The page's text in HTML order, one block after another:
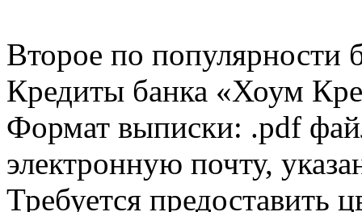
Второе по популярности
Кредиты банка «Хоум
Формат выписки: .pdf
электронную почту,
Требуется предоставить